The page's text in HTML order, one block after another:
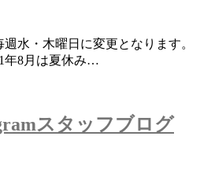
水・木曜日に変更となります。
年8月は夏休み…
スタッフブログ